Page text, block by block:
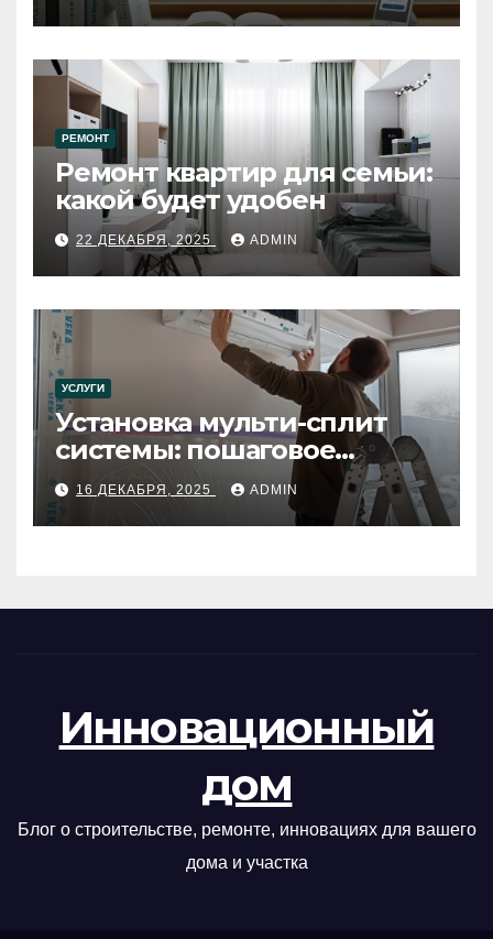
РЕМОНТ
Ремонт квартир для семьи:
какой будет удобен
22 ДЕКАБРЯ, 2025 ADMIN
УСЛУГИ
Установка мульти-сплит
системы: пошаговое
руководство
16 ДЕКАБРЯ, 2025 ADMIN
Инновационный
дом
Блог о строительстве, ремонте, инновациях для вашего
дома и участка